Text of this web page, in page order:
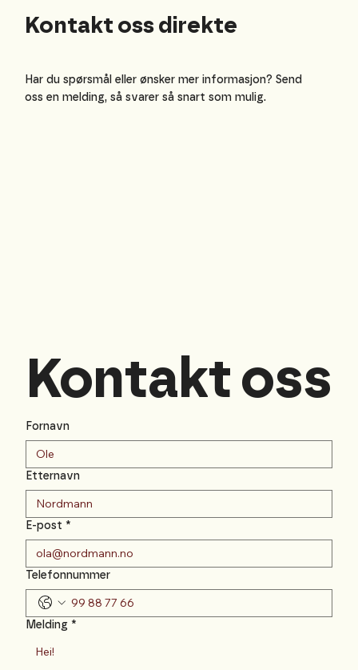
Kontakt oss direkte
Har du spørsmål eller ønsker mer informasjon? Send
oss en melding, så svarer så snart som mulig.
Kontakt oss
Fornavn
Etternavn
E-post *
Telefonnummer
Melding *